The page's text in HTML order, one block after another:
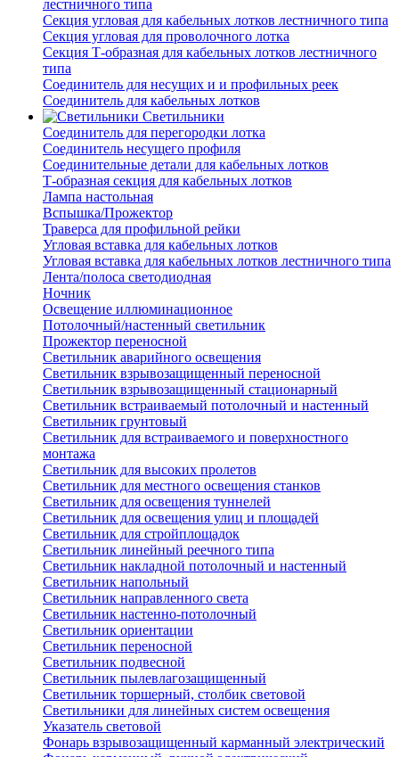
лестничного типа
Секция угловая для кабельных лотков лестничного типа
Секция угловая для проволочного лотка
Секция Т-образная для кабельных лотков лестничного
типа
Соединитель для несущих и и профильных реек
Соединитель для кабельных лотков
Светильники
Соединитель для перегородки лотка
Соединитель несущего профиля
Соединительные детали для кабельных лотков
Т-образная секция для кабельных лотков
Лампа настольная
Вспышка/Прожектор
Траверса для профильной рейки
Угловая вставка для кабельных лотков
Угловая вставка для кабельных лотков лестничного типа
Лента/полоса светодиодная
Ночник
Освещение иллюминационное
Потолочный/настенный светильник
Прожектор переносной
Светильник аварийного освещения
Светильник взрывозащищенный переносной
Светильник взрывозащищенный стационарный
Светильник встраиваемый потолочный и настенный
Светильник грунтовый
Светильник для встраиваемого и поверхностного
монтажа
Светильник для высоких пролетов
Светильник для местного освещения станков
Светильник для освещения туннелей
Светильник для освещения улиц и площадей
Светильник для стройплощадок
Светильник линейный реечного типа
Светильник накладной потолочный и настенный
Светильник напольный
Светильник направленного света
Светильник настенно-потолочный
Светильник ориентации
Светильник переносной
Светильник подвесной
Светильник пылевлагозащищенный
Светильник торшерный, столбик световой
Светильники для линейных систем освещения
Указатель световой
Фонарь взрывозащищенный карманный электрический